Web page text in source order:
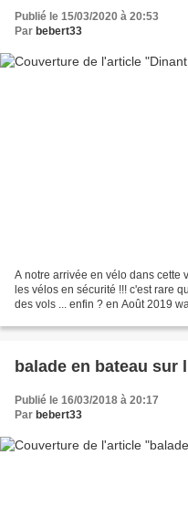
Publié le 15/03/2020 à 20:53
Par bebert33
A notre arrivée en vélo dans cette
les vélos en sécurité !!! c'est rare
des vols ... enfin ? en Août 2019
balade en bateau sur
Publié le 16/03/2018 à 20:17
Par bebert33